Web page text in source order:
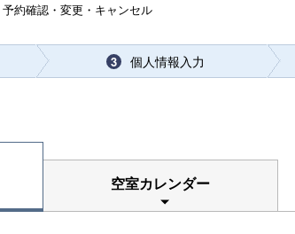
予約確認・変更・キャンセル
3 個人情報入力
空室カレンダー